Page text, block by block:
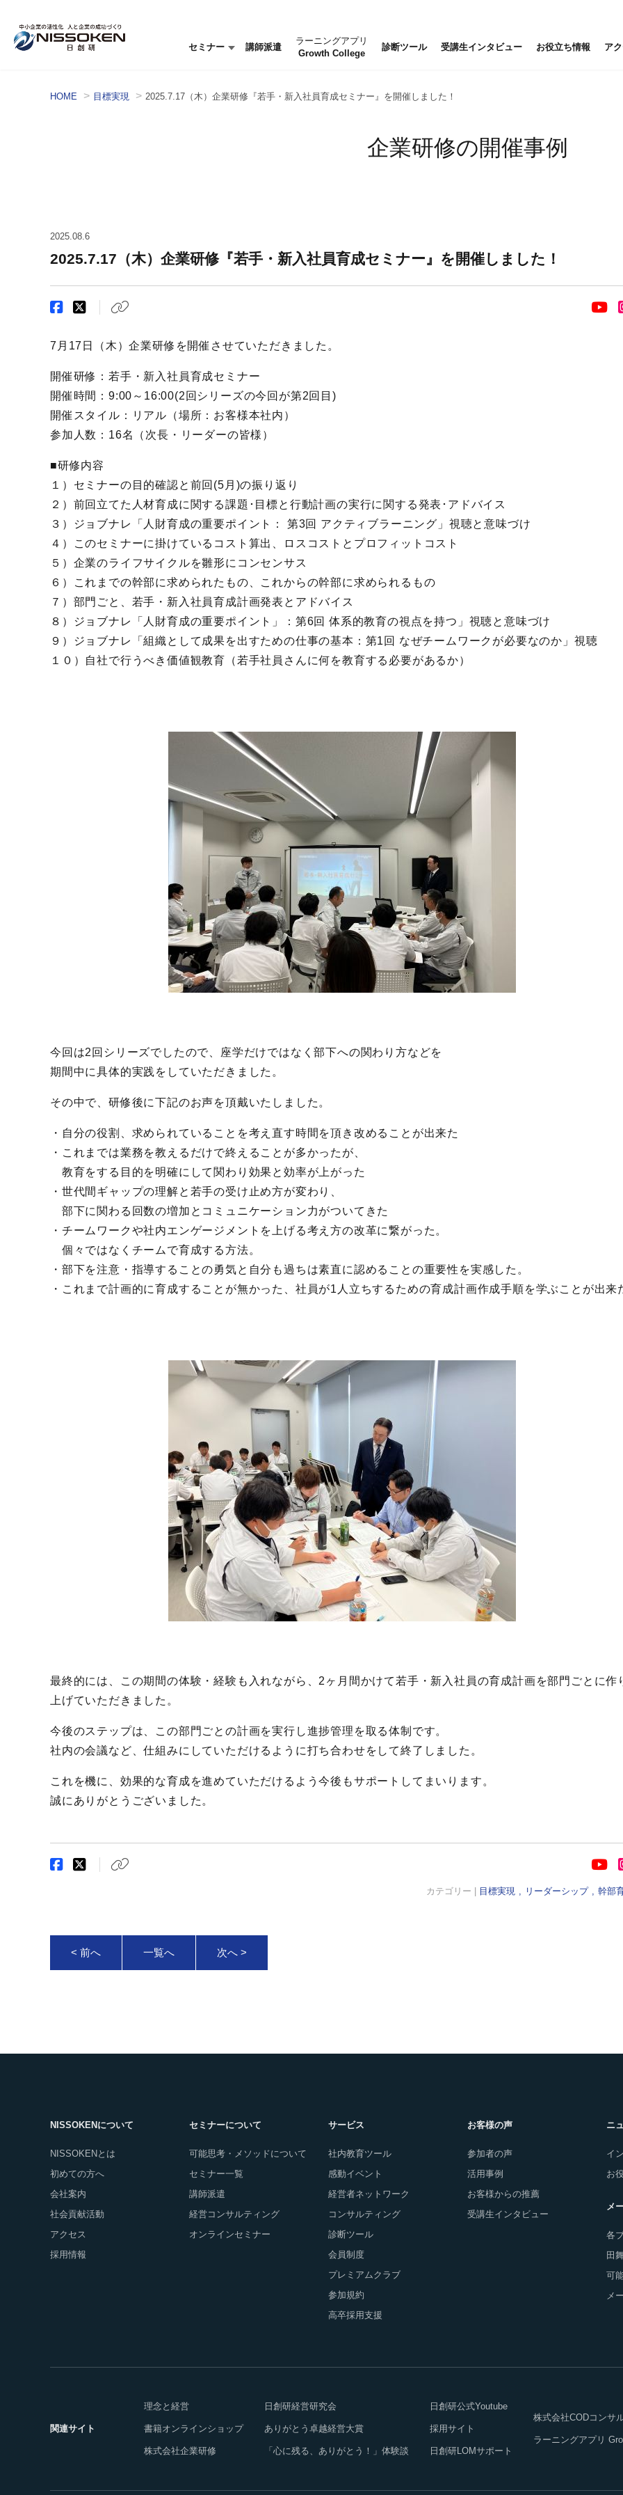
セミナー 講師派遣
ラーニングアプリ
Growth College
診断ツール 受講生インタビュー お役立ち情報 ア
企業研修の開催事例
HOME 目標実現 2025.7.17（木）企業研修『若手・新入社員育成セミナー』を開催しました！
2025.08.6
2025.7.17（木）企業研修『若手・新入社員育成セミナー』を開催しました！
7月17日（木）企業研修を開催させていただきました。
開催研修：若手・新入社員育成セミナー
開催時間：9:00～16:00(2回シリーズの今回が第2回目)
開催スタイル：リアル（場所：お客様本社内）
参加人数：16名（次長・リーダーの皆様）
■研修内容
１）セミナーの目的確認と前回(5月)の振り返り
２）前回立てた人材育成に関する課題･目標と行動計画の実行に関する発表･アドバイス
３）ジョブナレ「人財育成の重要ポイント： 第3回 アクティブラーニング」視聴と意味づけ
４）このセミナーに掛けているコスト算出、ロスコストとプロフィットコスト
５）企業のライフサイクルを雛形にコンセンサス
６）これまでの幹部に求められたもの、これからの幹部に求められるもの
７）部門ごと、若手・新入社員育成計画発表とアドバイス
８）ジョブナレ「人財育成の重要ポイント」：第6回 体系的教育の視点を持つ」視聴と意味づけ
９）ジョブナレ「組織として成果を出すための仕事の基本：第1回 なぜチームワークが必要なのか」視聴
１０）自社で行うべき価値観教育（若手社員さんに何を教育する必要があるか）
今回は2回シリーズでしたので、座学だけではなく部下への関わり方などを
期間中に具体的実践をしていただきました。
その中で、研修後に下記のお声を頂戴いたしました。
・自分の役割、求められていることを考え直す時間を頂き改めることが出来た
・これまでは業務を教えるだけで終えることが多かったが、
教育をする目的を明確にして関わり効果と効率が上がった
・世代間ギャップの理解と若手の受け止め方が変わり、
部下に関わる回数の増加とコミュニケーション力がついてきた
・チームワークや社内エンゲージメントを上げる考え方の改革に繋がった。
個々ではなくチームで育成する方法。
・部下を注意・指導することの勇気と自分も過ちは素直に認めることの重要性を実感した。
・これまで計画的に育成することが無かった、社員が1人立ちするための育成計画作成手順を学ぶことが出来
最終的には、この期間の体験・経験も入れながら、2ヶ月間かけて若手・新入社員の育成計画を部門ごとに作
上げていただきました。
今後のステップは、この部門ごとの計画を実行し進捗管理を取る体制です。
社内の会議など、仕組みにしていただけるように打ち合わせをして終了しました。
これを機に、効果的な育成を進めていただけるよう今後もサポートしてまいります。
誠にありがとうございました。
カテゴリー | 目標実現 リーダーシップ 幹部
< 前へ 一覧へ 次へ >
NISSOKENについて
NISSOKENとは
初めての方へ
会社案内
社会貢献活動
アクセス
採用情報
セミナーについて
可能思考・メソッドについて
セミナー一覧
講師派遣
経営コンサルティング
オンラインセミナー
サービス
社内教育ツール
感動イベント
経営者ネットワーク
コンサルティング
診断ツール
会員制度
プレミアムクラブ
参加規約
高卒採用支援
お客様の声
参加者の声
活用事例
お客様からの推薦
受講生インタビュー
ニ
イ
お
メ
各
田
可
メ
関連サイト
理念と経営
書籍オンラインショップ
株式会社企業研修
日創研経営研究会
ありがとう卓越経営大賞
「心に残る、ありがとう！」体験談
日創研公式Youtube
採用サイト
日創研LOMサポート
株式会社CODコンサ
ラーニングアプリ